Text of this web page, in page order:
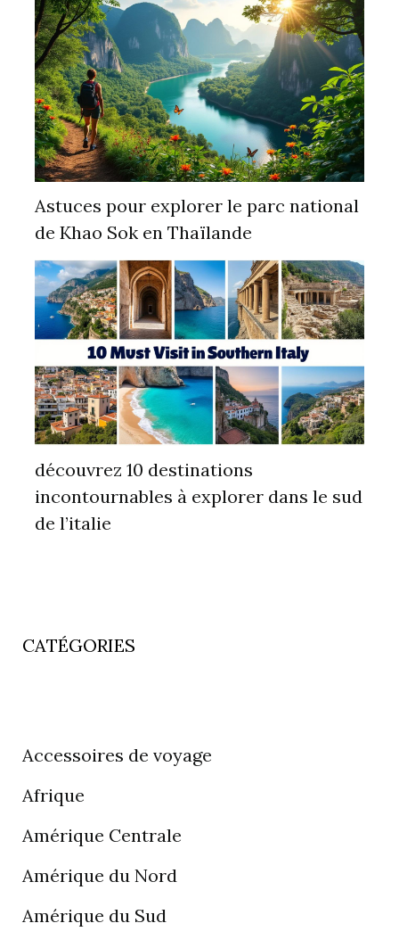
Astuces pour explorer le parc national
de Khao Sok en Thaïlande
découvrez 10 destinations
incontournables à explorer dans le sud
de l’italie
CATÉGORIES
Accessoires de voyage
Afrique
Amérique Centrale
Amérique du Nord
Amérique du Sud